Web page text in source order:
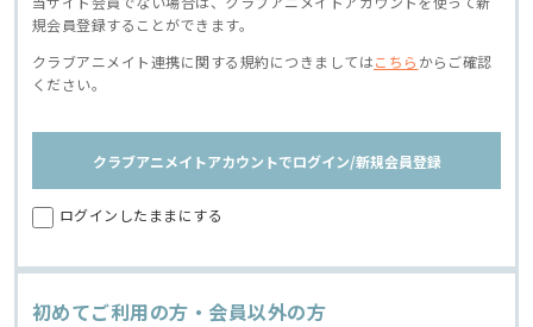
規会員登録することができます。
クラブアニメイト連携に関する規約につきましてはこちら からご確認
ください。
クラブアニメイトアカウントでログイン/新規会員登録
ログインしたままにする
初めてご利用の方・会員以外の方